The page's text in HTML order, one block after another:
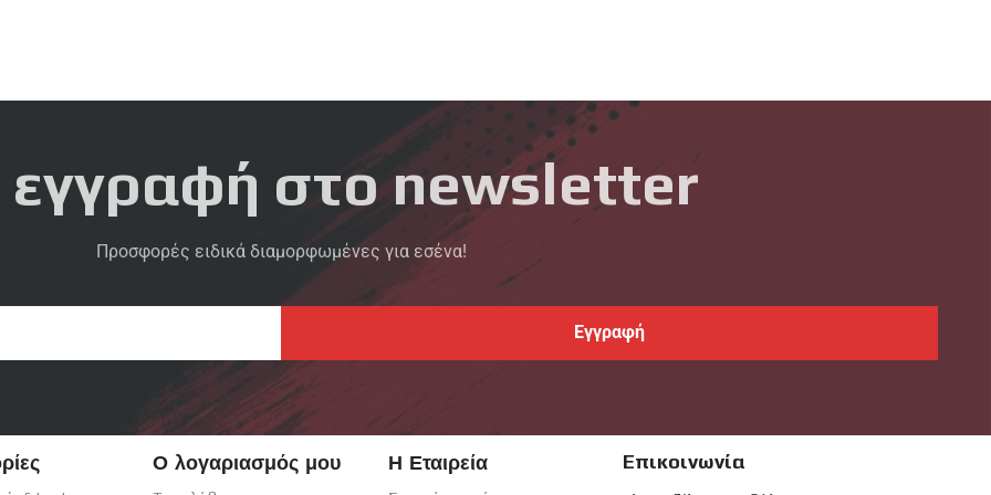
εγγραφή στο newsletter
Προσφορές ειδικά διαμορφωμένες για εσένα!
Ο λογαριασμός μου Η Εταιρεία Επικοινωνία